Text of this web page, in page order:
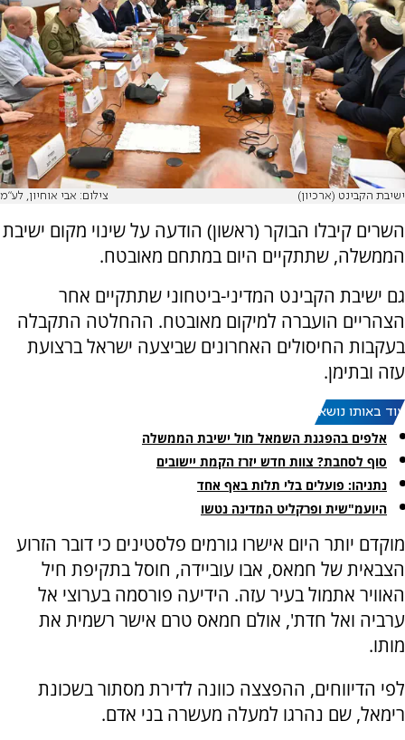
ישיבת הקבינט (ארכיון) צילום: אבי אוחיון, לע"מ
השרים קיבלו הבוקר (ראשון) הודעה על שינוי מקום ישיבת
הממשלה, שתתקיים היום במתחם מאובטח.
גם ישיבת הקבינט המדיני-ביטחוני שתתקיים אחר
הצהריים הועברה למיקום מאובטח. ההחלטה התקבלה
בעקבות החיסולים האחרונים שביצעה ישראל ברצועת
עזה ובתימן.
עוד באותו נושא:
אלפים בהפגנת השמאל מול ישיבת הממשלה
סוף לסחבת? צוות חדש יזרז הקמת יישובים
נתניהו: פועלים בלי תלות באף אחד
היועמ"שית ופרקליט המדינה נטשו
מוקדם יותר היום אישרו גורמים פלסטינים כי דובר הזרוע
הצבאית של חמאס, אבו עוביידה, חוסל בתקיפת חיל
האוויר אתמול בעיר עזה. הידיעה פורסמה בערוצי אל
ערביה ואל חדת', אולם חמאס טרם אישר רשמית את
מותו.
לפי הדיווחים, ההפצצה כוונה לדירת מסתור בשכונת
רימאל, שם נהרגו למעלה מעשרה בני אדם.